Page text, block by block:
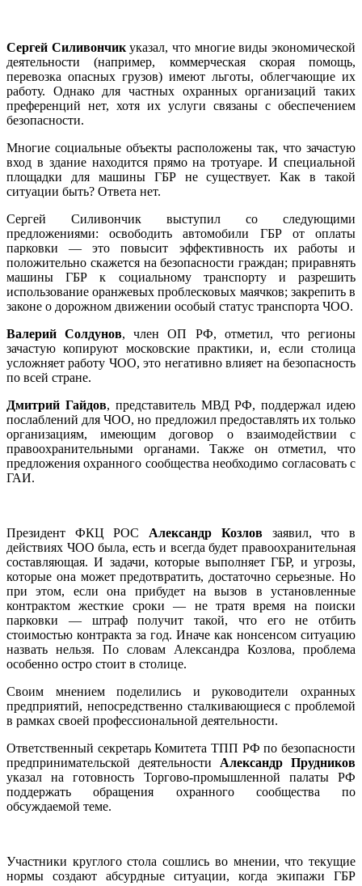
Сергей Силивончикуказал, что многие виды экономической
деятельности (например, коммерческая скорая помощь,
перевозка опасных грузов) имеют льготы, облегчающие их
работу. Однако для частных охранных организаций таких
преференций нет, хотя их услуги связаны с обеспечением
безопасности.
Многие социальные объекты расположены так, что зачастую
вход в здание находится прямо на тротуаре. И специальной
площадки для машины ГБР не существует. Как в такой
ситуации быть? Ответа нет.
Сергей Силивончик выступил со следующими
предложениями: освободить автомобили ГБР от оплаты
парковки — это повысит эффективность их работы и
положительно скажется на безопасности граждан; приравнять
машины ГБР к социальному транспорту и разрешить
использование оранжевых проблесковых маячков; закрепить в
законе о дорожном движении особый статус транспорта ЧОО.
Валерий Солдунов, член ОП РФ, отметил, что регионы
зачастую копируют московские практики, и, если столица
усложняет работу ЧОО, это негативно влияет на безопасность
по всей стране.
Дмитрий Гайдов, представитель МВД РФ, поддержал идею
послаблений для ЧОО, но предложил предоставлять их только
организациям, имеющим договор о взаимодействии с
правоохранительными органами. Также он отметил, что
предложения охранного сообщества необходимо согласовать с
ГАИ.
Президент ФКЦ РОС Александр Козловзаявил, что в
действиях ЧОО была, есть и всегда будет правоохранительная
составляющая. И задачи, которые выполняет ГБР, и угрозы,
которые она может предотвратить, достаточно серьезные. Но
при этом, если она прибудет на вызов в установленные
контрактом жесткие сроки — не тратя время на поиски
парковки — штраф получит такой, что его не отбить
стоимостью контракта за год. Иначе как нонсенсом ситуацию
назвать нельзя. По словам Александра Козлова, проблема
особенно остро стоит в столице.
Своим мнением поделились и руководители охранных
предприятий, непосредственно сталкивающиеся с проблемой
в рамках своей профессиональной деятельности.
Ответственный секретарь Комитета ТПП РФ по безопасности
предпринимательской деятельности Александр Прудников
указал на готовность Торгово-промышленной палаты РФ
поддержать обращения охранного сообщества по
обсуждаемой теме.
Участники круглого стола сошлись во мнении, что текущие
нормы создают абсурдные ситуации, когда экипажи ГБР